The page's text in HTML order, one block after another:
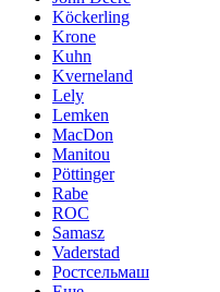
Köckerling
Krone
Kuhn
Kverneland
Lely
Lemken
MacDon
Manitou
Pöttinger
Rabe
ROC
Samasz
Vaderstad
Ростсельмаш